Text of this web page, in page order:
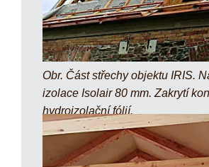
Obr. Část střechy objektu IRIS.
izolace Isolair 80 mm. Zakrytí
hydroizolační fólií.